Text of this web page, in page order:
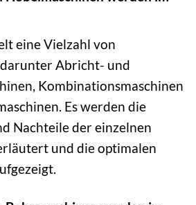
eine Vielzahl von
Abricht- und
Kombinationsmaschinen
Es werden die
Nachteile der einzelnen
und die optimalen